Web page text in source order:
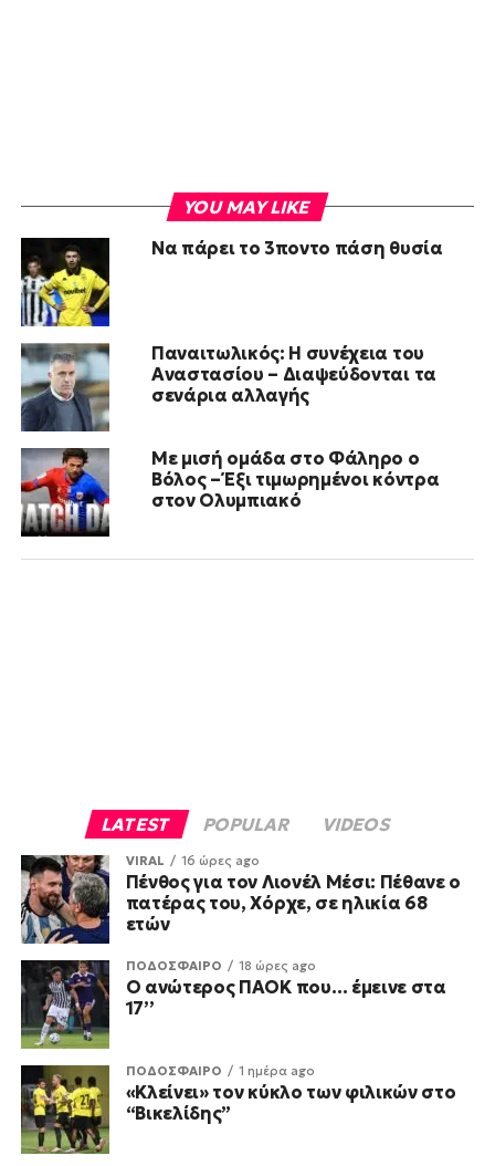
YOU MAY LIKE
Να πάρει το 3ποντο πάση θυσία
Παναιτωλικός: Η συνέχεια του
Αναστασίου – Διαψεύδονται τα
σενάρια αλλαγής
Με μισή ομάδα στο Φάληρο ο
Βόλος – Έξι τιμωρημένοι κόντρα
στον Ολυμπιακό
LATEST POPULAR VIDEOS
VIRAL 16 ώρες ago
Πένθος για τον Λιονέλ Μέσι: Πέθανε ο
πατέρας του, Χόρχε, σε ηλικία 68
ετών
ΠΟΔΟΣΦΑΙΡΟ 18 ώρες ago
Ο ανώτερος ΠΑΟΚ που… έμεινε στα
17’’
ΠΟΔΟΣΦΑΙΡΟ 1 ημέρα ago
«Κλείνει» τον κύκλο των φιλικών στο
“Βικελίδης”